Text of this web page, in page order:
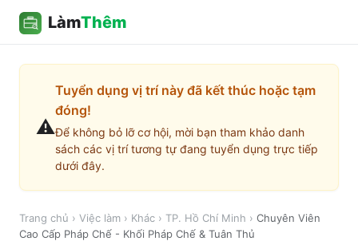
LàmThêm
⚠️
Tuyển dụng vị trí này đã kết thúc hoặc tạm
đóng!
Để không bỏ lỡ cơ hội, mời bạn tham khảo danh
sách các vị trí tương tự đang tuyển dụng trực tiếp
dưới đây.
Trang chủ › Việc làm › Khác › TP. Hồ Chí Minh › Chuyên Viên
Cao Cấp Pháp Chế - Khối Pháp Chế & Tuân Thủ